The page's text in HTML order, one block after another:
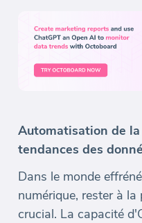
Automatisation de
tendances des
Dans le monde
numérique, rester à
crucial. La capacité